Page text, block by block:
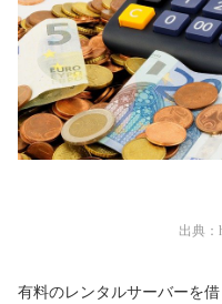
出典：
有料のレンタルサーバーを借